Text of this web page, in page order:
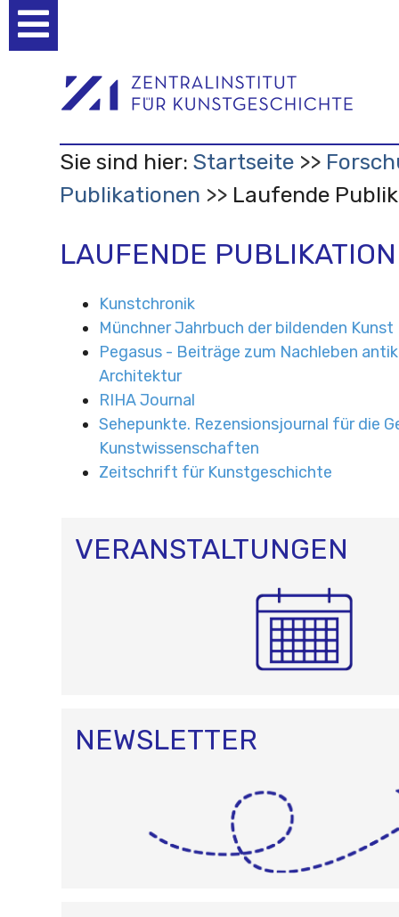
Werkzeuge
Sie sind hier: Startseite
Publikationen
Laufende
LAUFENDE
Kunstchronik
Münchner Jahrbuch der bildenden Kunst
Pegasus - Beiträge zum Nachleben
Architektur
RIHA Journal
Sehepunkte. Rezensionsjournal für die
Kunstwissenschaften
Zeitschrift für Kunstgeschichte
VERANSTALTUNGEN
NEWSLETTER